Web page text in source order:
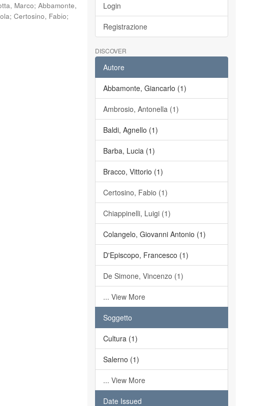
Marco;Abbamonte,
;Certosino, Fabio;
Login
Registrazione
DISCOVER
Autore
Abbamonte, Giancarlo (1)
Ambrosio, Antonella (1)
Baldi, Agnello (1)
Barba, Lucia (1)
Bracco, Vittorio (1)
Certosino, Fabio (1)
Chiappinelli, Luigi (1)
Colangelo, Giovanni Antonio (1)
D'Episcopo, Francesco (1)
De Simone, Vincenzo (1)
... View More
Soggetto
Cultura (1)
Salerno (1)
... View More
Date Issued